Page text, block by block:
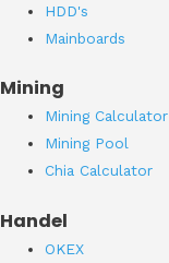
HDD's
Mainboards
Mining
Mining Calculator
Mining Pool
Chia Calculator
Handel
OKEX